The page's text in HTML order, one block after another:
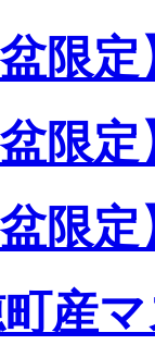
盆限
盆限
盆限
町産